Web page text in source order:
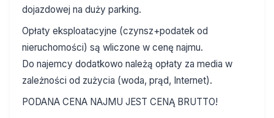
dojazdowej na duży parking.
Opłaty eksploatacyjne (czynsz+podatek od
nieruchomości) są wliczone w cenę najmu.
Do najemcy dodatkowo należą opłaty za media w
zależności od zużycia (woda, prąd, Internet).
PODANA CENA NAJMU JEST CENĄ BRUTTO!